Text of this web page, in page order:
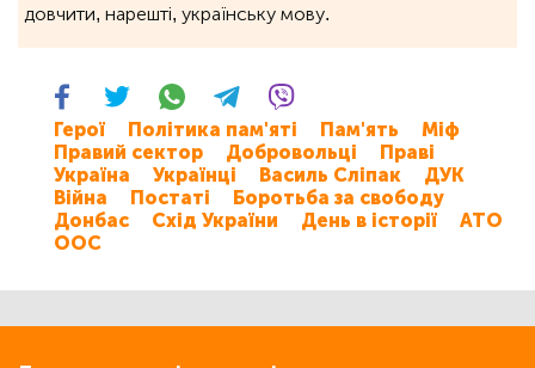
довчити, нарешті, українську мову.
Герої Політика пам'яті Пам'ять
Міф
Правий сектор
Добровольці
Праві
Україна
Українці Василь Сліпак
ДУК
Війна
Постаті
Боротьба за свободу
Донбас
Схід України День в історії
АТО
ООС